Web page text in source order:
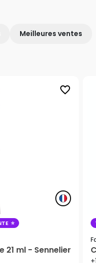
Meilleures ventes
favorite_border
21 ml - Sennelier